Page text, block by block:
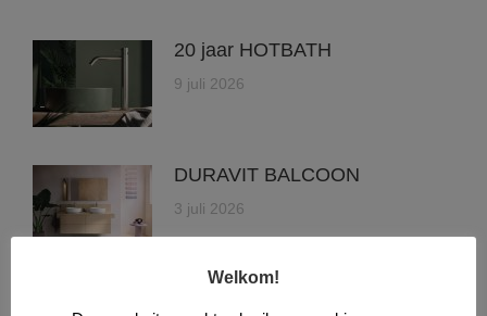
20 jaar HOTBATH
9 juli 2026
DURAVIT BALCOON
3 juli 2026
Welkom!